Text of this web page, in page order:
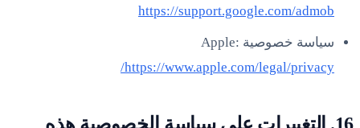
https://support.google.com/admob
سياسة خصوصية Apple:
https://www.apple.com/legal/privacy/